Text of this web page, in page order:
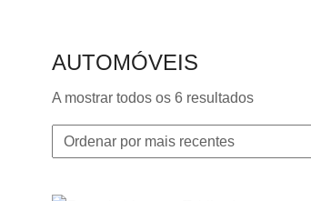
AUTOMÓVEIS
A mostrar todos os 6 resultadosOrdenado
por